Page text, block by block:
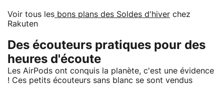
Voir tous les bons plans des Soldes d'hiver chez
Rakuten
Des écouteurs pratiques pour des
heures d'écoute
Les AirPods ont conquis la planète, c'est une évidence
! Ces petits écouteurs sans blanc se sont vendus